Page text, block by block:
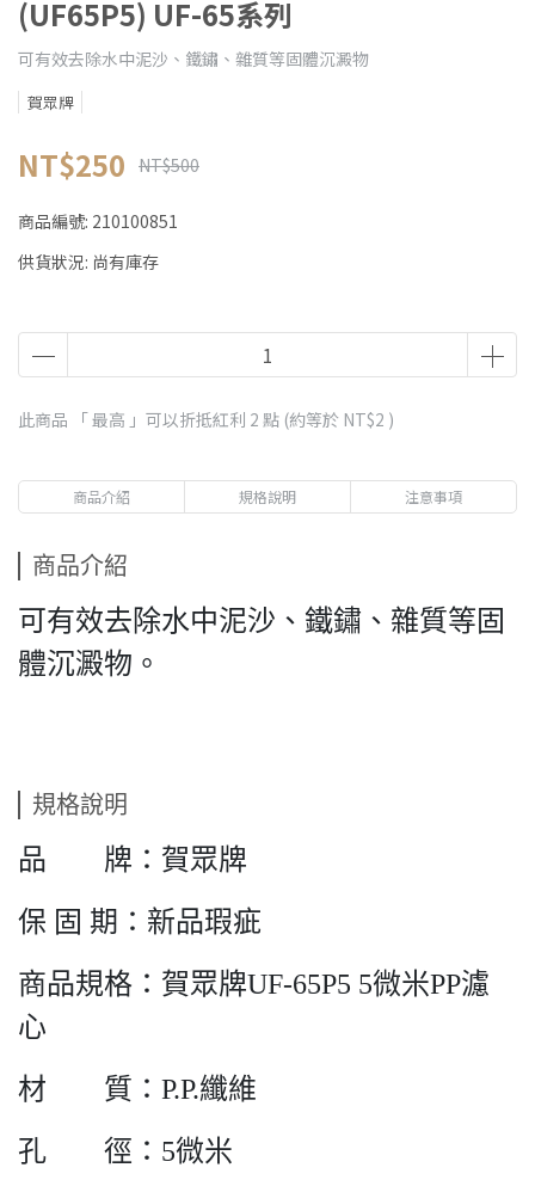
(UF65P5) UF-65系列
可有效去除水中泥沙、鐵鏽、雜質等固體沉澱物
賀眾牌
NT$250 NT$500
商品編號: 210100851
供貨狀況: 尚有庫存
此商品 「 最高 」可以折抵紅利 2 點 (約等於 NT$2 )
商品介紹 規格說明 注意事項
商品介紹
可有效去除水中泥沙、鐵鏽、雜質等固
體沉澱物。
規格說明
品 牌：賀眾牌
保 固 期：新品瑕疵
商品規格：賀眾牌UF-65P5 5微米PP濾
心
材 質：P.P.纖維
孔 徑：5微米